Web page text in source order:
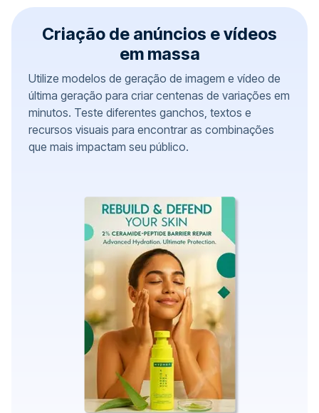
Criação de anúncios e vídeos
em massa
Utilize modelos de geração de imagem e vídeo de
última geração para criar centenas de variações em
minutos. Teste diferentes ganchos, textos e
recursos visuais para encontrar as combinações
que mais impactam seu público.